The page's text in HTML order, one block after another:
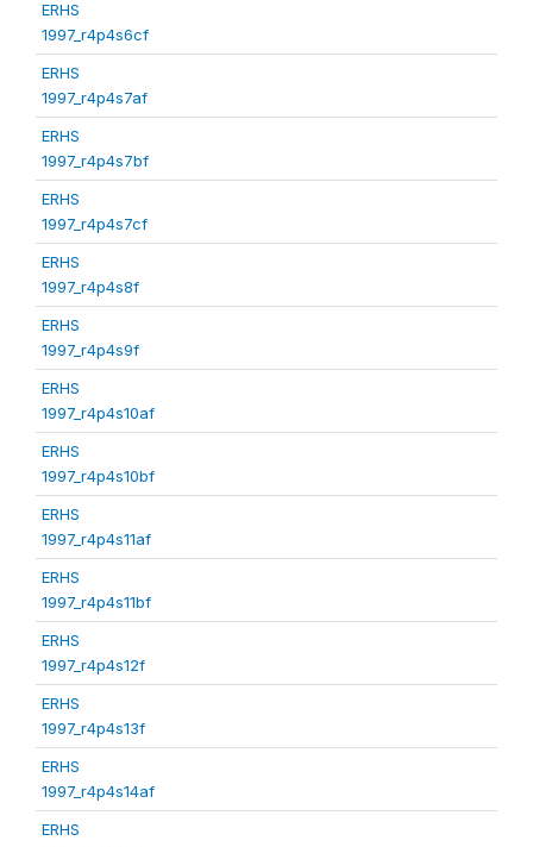
ERHS
1997_r4p4s6cf
ERHS
1997_r4p4s7af
ERHS
1997_r4p4s7bf
ERHS
1997_r4p4s7cf
ERHS
1997_r4p4s8f
ERHS
1997_r4p4s9f
ERHS
1997_r4p4s10af
ERHS
1997_r4p4s10bf
ERHS
1997_r4p4s11af
ERHS
1997_r4p4s11bf
ERHS
1997_r4p4s12f
ERHS
1997_r4p4s13f
ERHS
1997_r4p4s14af
ERHS